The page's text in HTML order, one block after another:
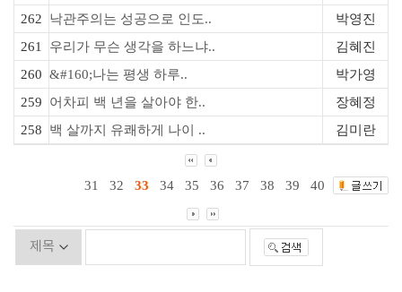
262
낙관주의는 성공으로 인도..
박영진
261
우리가 무슨 생각을 하느냐..
김혜진
260 &#160;나는 평생 하루..
박가영
259
어차피 백 년을 살아야 한..
장혜정
258
백 살까지 유쾌하게 나이 .. 김미란
31 32 33 34 35 36 37 38 39 40